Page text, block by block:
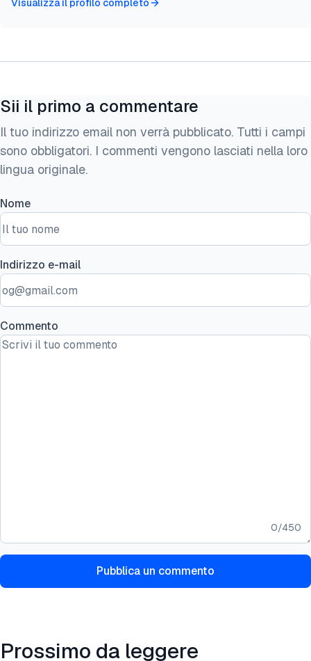
Sii il primo a commentare
Il tuo indirizzo email non verrà pubblicato. Tutti i campi
sono obbligatori. I commenti vengono lasciati nella loro
lingua originale.
Nome
Indirizzo e-mail
Commento
0/450
Pubblica un commento
Prossimo da leggere